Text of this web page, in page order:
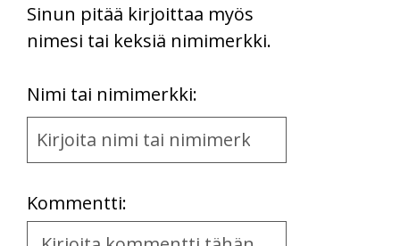
Sinun pitää kirjoittaa myös
nimesi tai keksiä nimimerkki.
Nimi tai nimimerkki:
Name
and
Kommentti:
Kommentti